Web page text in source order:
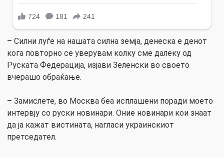
– Силни луѓе на нашата силна земја, денеска е денот
кога повторно се уверувам колку сме далеку од
Руската Федерација, изјави Зеленски во своето
вчерашо обраќање.
– Замислете, во Москва беа исплашени поради моето
интервју со руски новинари. Оние новинари кои знаат
да ја кажат вистината, нагласи украинскиот
претседател.